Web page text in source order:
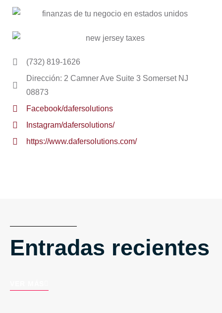
(732) 819-1626
Dirección: 2 Camner Ave Suite 3 Somerset NJ
08873
Facebook/dafersolutions
Instagram/dafersolutions/
https://www.dafersolutions.com/
Entradas recientes